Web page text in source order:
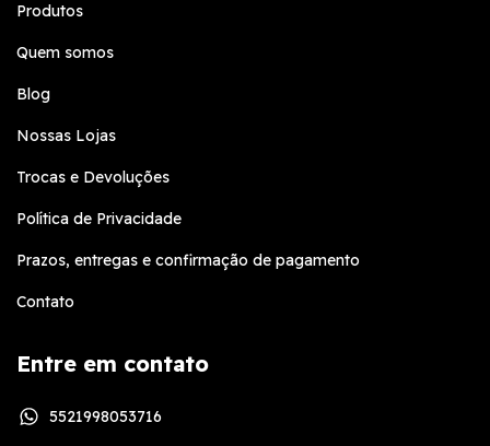
Produtos
Quem somos
Blog
Nossas Lojas
Trocas e Devoluções
Política de Privacidade
Prazos, entregas e confirmação de pagamento
Contato
Entre em contato
5521998053716